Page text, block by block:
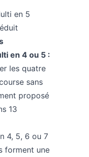
en 5
en 4 ou 5 :
les quatre
sans
proposé
13
4, 5, 6 ou 7
forment une